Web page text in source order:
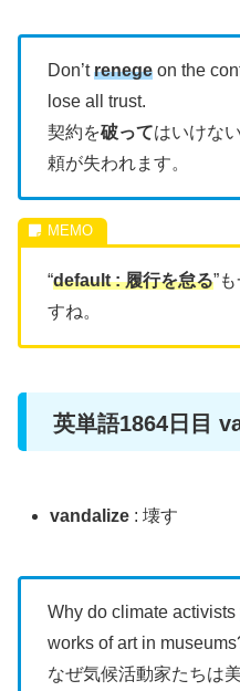
Don’trenege on the
lose all trust.
契約を破ってはいけな
頼が失われます。
“default : 履行を怠る”
すね。
英単語1864日目
vandalize : 壊す
Why do climate activists
works of art in
なぜ気候活動家たちは